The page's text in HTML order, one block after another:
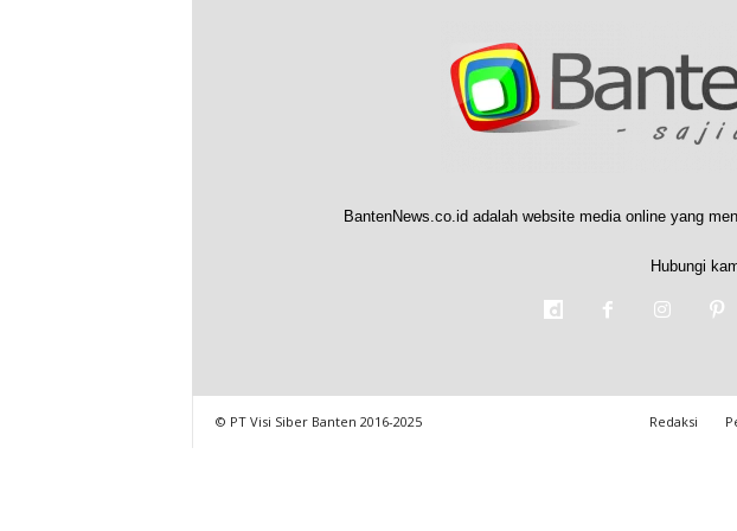
BantenNews.co.id adalah website media online yang
Hubungi
Redaksi
© PT Visi Siber Banten 2016-2025